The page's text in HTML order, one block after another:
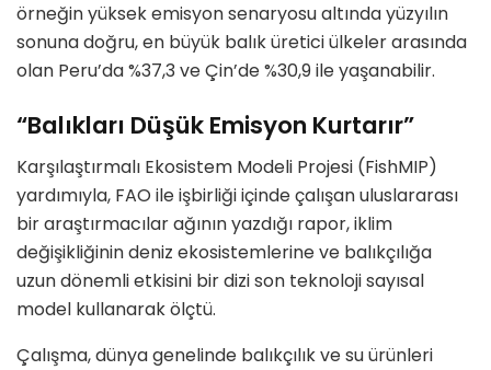
örneğin yüksek emisyon senaryosu altında yüzyılın
sonuna doğru, en büyük balık üretici ülkeler arasında
olan Peru’da %37,3 ve Çin’de %30,9 ile yaşanabilir.
“Balıkları Düşük Emisyon Kurtarır”
Karşılaştırmalı Ekosistem Modeli Projesi (FishMIP)
yardımıyla, FAO ile işbirliği içinde çalışan uluslararası
bir araştırmacılar ağının yazdığı rapor, iklim
değişikliğinin deniz ekosistemlerine ve balıkçılığa
uzun dönemli etkisini bir dizi son teknoloji sayısal
model kullanarak ölçtü.
Çalışma, dünya genelinde balıkçılık ve su ürünleri